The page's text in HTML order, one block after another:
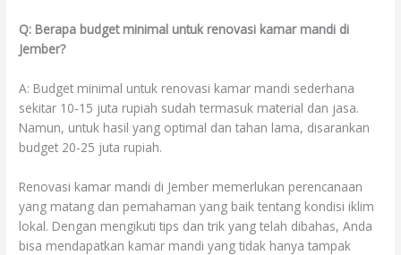
Q: Berapa budget minimal untuk renovasi kamar mandi di
Jember?
A: Budget minimal untuk renovasi kamar mandi sederhana
sekitar 10-15 juta rupiah sudah termasuk material dan jasa.
Namun, untuk hasil yang optimal dan tahan lama, disarankan
budget 20-25 juta rupiah.
Renovasi kamar mandi di Jember memerlukan perencanaan
yang matang dan pemahaman yang baik tentang kondisi iklim
lokal. Dengan mengikuti tips dan trik yang telah dibahas, Anda
bisa mendapatkan kamar mandi yang tidak hanya tampak